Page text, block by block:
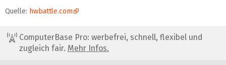
Quelle: hwbattle.com
ComputerBase Pro: werbefrei, schnell, flexibel und
zugleich fair. Mehr Infos.